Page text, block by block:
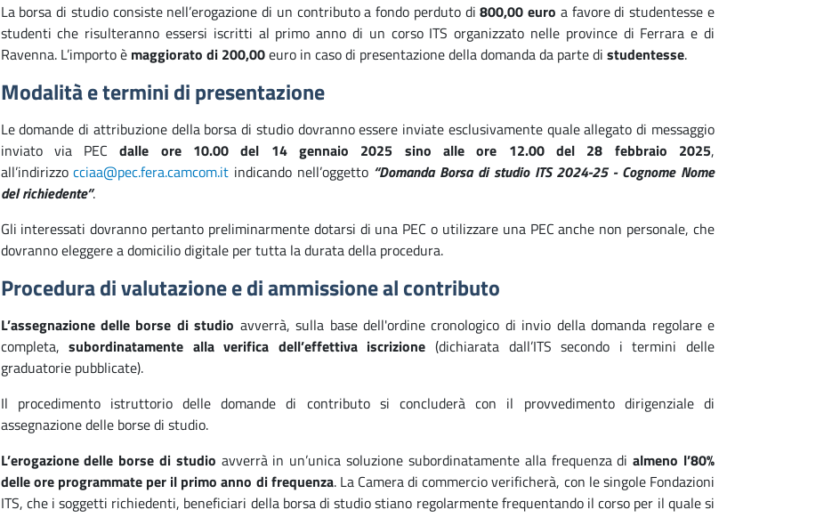
La borsa di studio consiste nell’erogazione di un contributo a fondo perduto di800,00 euro a favore di studentesse e
studenti che risulteranno essersi iscritti al primo anno di un corso ITS organizzato nelle province di Ferrara e di
Ravenna. L’importo è maggiorato di 200,00euro in caso di presentazione della domanda da parte di studentesse.
Modalità e termini di presentazione
Le domande di attribuzione della borsa di studio dovranno essere inviate esclusivamente quale allegato di messaggio
inviato via PECdalle ore 10.00 del 14 gennaio 2025 sino alle ore 12.00 del 28 febbraio 2025,
all’indirizzocciaa@pec.fera.camcom.it indicando nell’oggetto “Domanda Borsa di studio ITS 2024-25 - Cognome Nome
del richiedente”.
Gli interessati dovranno pertanto preliminarmente dotarsi di una PEC o utilizzare una PEC anche non personale, che
dovranno eleggere a domicilio digitale per tutta la durata della procedura.
Procedura di valutazione e di ammissione al contributo
L’assegnazione delle borse di studio avverrà, sulla base dell'ordine cronologico di invio della domanda regolare e
completa,subordinatamente alla verifica dell’effettiva iscrizione (dichiarata dall’ITS secondo i termini delle
graduatorie pubblicate).
Il procedimento istruttorio delle domande di contributo si concluderà con il provvedimento dirigenziale di
assegnazione delle borse di studio.
L’erogazione delle borse di studio avverrà in un’unica soluzione subordinatamente alla frequenza dialmeno l’80%
delle ore programmate per il primo anno di frequenza. La Camera di commercio verificherà, con le singole Fondazioni
ITS, che i soggetti richiedenti, beneficiari della borsa di studio stiano regolarmente frequentando il corso per il quale si